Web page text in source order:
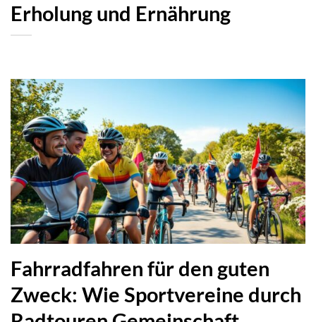
Erholung und Ernährung
Fahrradfahren für den guten
Zweck: Wie Sportvereine durch